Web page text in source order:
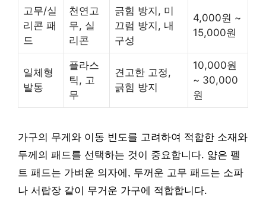
고무/실
리콘 패
드
천연고
무, 실
리콘
긁힘 방지, 미
끄럼 방지, 내
구성
4,000원 ~
15,000원
일체형
발통
플라스
틱, 고
무
견고한 고정,
긁힘 방지
10,000원
~ 30,000
원
가구의 무게와 이동 빈도를 고려하여 적합한 소재와
두께의 패드를 선택하는 것이 중요합니다. 얇은 펠
트 패드는 가벼운 의자에, 두꺼운 고무 패드는 소파
나 서랍장 같이 무거운 가구에 적합합니다.